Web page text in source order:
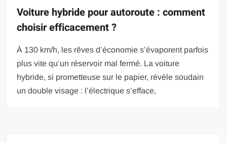
Voiture hybride pour autoroute : comment
choisir efficacement ?
À 130 km/h, les rêves d’économie s’évaporent parfois
plus vite qu’un réservoir mal fermé. La voiture
hybride, si prometteuse sur le papier, révèle soudain
un double visage : l’électrique s’efface,